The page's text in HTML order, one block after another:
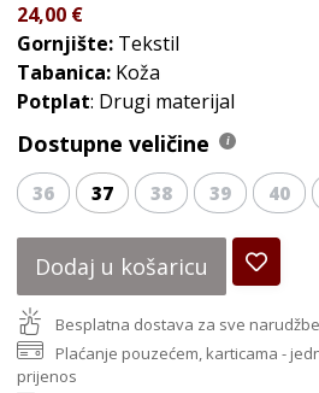
24,00 €
Gornjište: Tekstil
Tabanica: Koža
Potplat: Drugi materijal
Dostupne veličine
36 37 38 39 40
Dodaj u košaricu
Besplatna dostava za sve
Plaćanje pouzećem, karticama -
prijenos